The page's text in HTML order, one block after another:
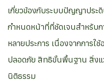
เกี่ยวข้องกับระบบปัญญาประ
กำหนดหน้าที่ที่ชัดเจนสำหรับ
หลายประการ เนื่องจากการใ
ปลอดภัย สิทธิขั้นพื้นฐาน สิ่งแ
นิติธรรม